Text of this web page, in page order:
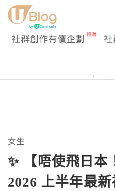
社群創作有價企劃
女生
✨ 【唔使飛日本
2026 上半年最新